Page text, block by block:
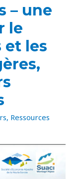
– une
le
et les
, Ressources